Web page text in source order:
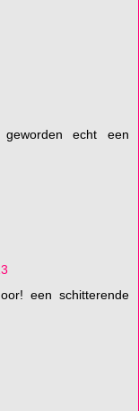
echt een
een schitterende